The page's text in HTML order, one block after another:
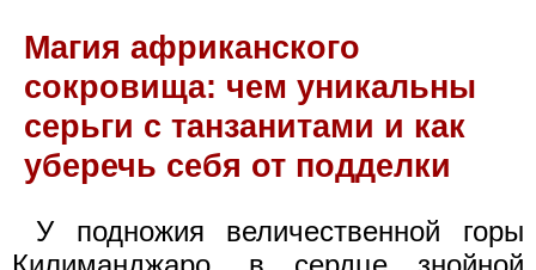
Магия африканского
сокровища: чем уникальны
серьги с танзанитами и как
уберечь себя от подделки
У подножия величественной горы